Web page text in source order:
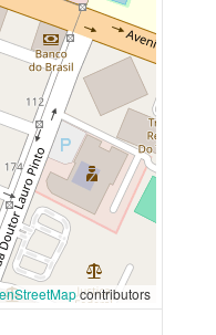
contributors